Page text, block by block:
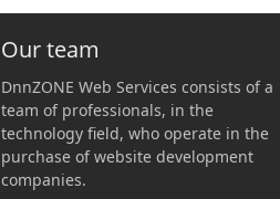
Our team
DnnZONE Web Services consists of a
team of professionals, in the
technology field, who operate in the
purchase of website development
companies.